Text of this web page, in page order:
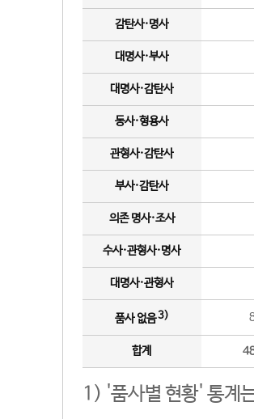
감탄사·명사
대명사·부사
대명사·감탄사
동사·형용사
관형사·감탄사
부사·감탄사
의존 명사·조사
수사·관형사·명사
대명사·관형사
품사 없음3)
합계
1) '품사별 현황' 통계